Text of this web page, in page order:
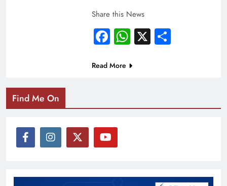
Share this News
Facebook
WhatsApp
X Share
Read More
Find Me On